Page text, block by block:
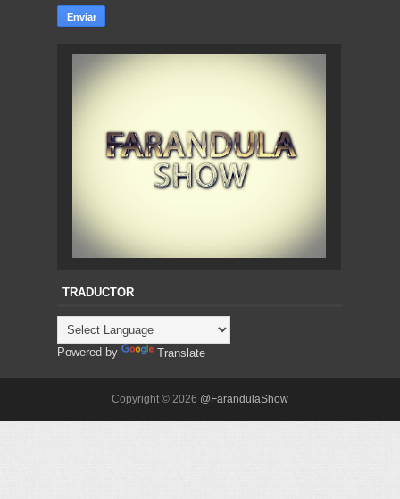
TRADUCTOR
Powered by Translate
Copyright © 2026 @FarandulaShow